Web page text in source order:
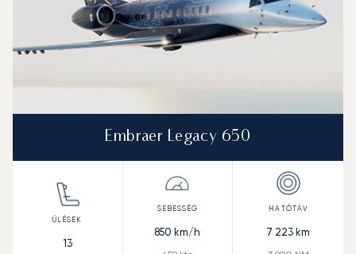
Embraer Legacy 650
13
850 km/h 7 223 km